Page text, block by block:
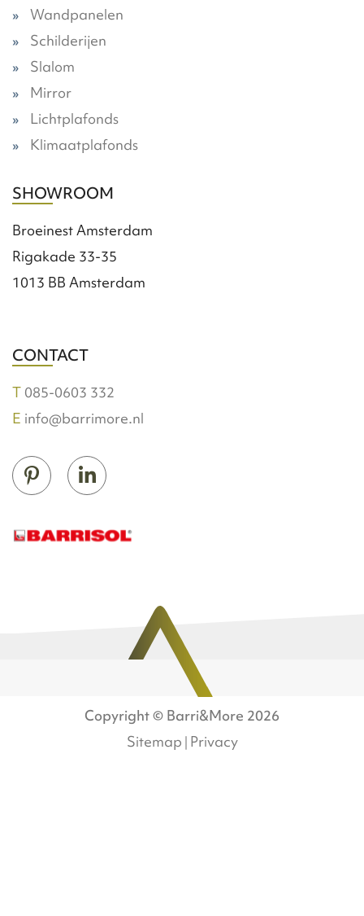
Wandpanelen
Schilderijen
Slalom
Mirror
Lichtplafonds
Klimaatplafonds
SHOWROOM
Broeinest Amsterdam
Rigakade 33-35
1013 BB Amsterdam
CONTACT
085-0603 332
info@barrimore.nl
Copyright © Barri&More 2026
Sitemap Privacy